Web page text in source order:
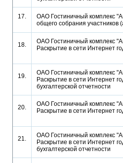
17.
ОАО Гостиничный комплекс
общего собрания
18.
ОАО Гостиничный комплекс
Раскрытие в сети Интернет
19.
ОАО Гостиничный комплекс
Раскрытие в сети Интернет
бухгалтерской отчетности
20.
ОАО Гостиничный комплекс
Раскрытие в сети Интернет
21.
ОАО Гостиничный комплекс
Раскрытие в сети Интернет
бухгалтерской отчетности